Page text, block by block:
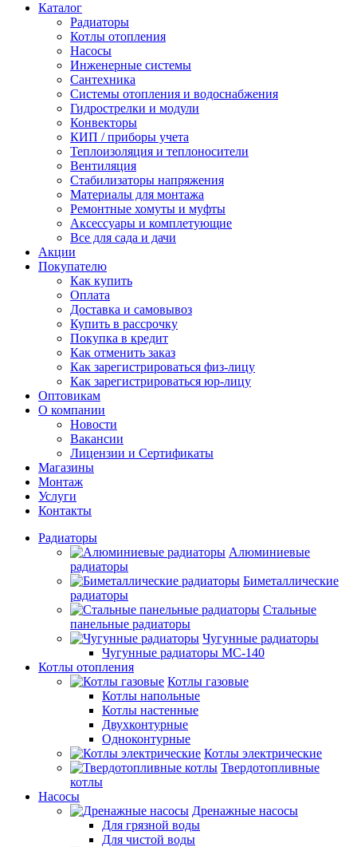
Каталог
Радиаторы
Котлы отопления
Насосы
Инженерные системы
Сантехника
Системы отопления и водоснабжения
Гидрострелки и модули
Конвекторы
КИП / приборы учета
Теплоизоляция и теплоносители
Вентиляция
Стабилизаторы напряжения
Материалы для монтажа
Ремонтные хомуты и муфты
Аксессуары и комплетующие
Все для сада и дачи
Акции
Покупателю
Как купить
Оплата
Доставка и самовывоз
Купить в рассрочку
Покупка в кредит
Как отменить заказ
Как зарегистрироваться физ-лицу
Как зарегистрироваться юр-лицу
Оптовикам
О компании
Новости
Вакансии
Лицензии и Сертификаты
Магазины
Монтаж
Услуги
Контакты
Радиаторы
Алюминиевые
радиаторы
Биметаллические
радиаторы
Стальные
панельные радиаторы
Чугунные радиаторы
Чугунные радиаторы МС-140
Котлы отопления
Котлы газовые
Котлы напольные
Котлы настенные
Двухконтурные
Одноконтурные
Котлы электрические
Твердотопливные
котлы
Насосы
Дренажные насосы
Для грязной воды
Для чистой воды